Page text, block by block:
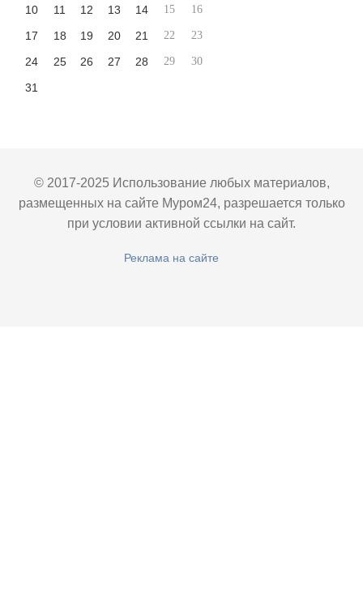
10 11 12 13 14 15 16
17 18 19 20 21 22 23
24 25 26 27 28 29 30
31
© 2017-2025 Использование любых материалов,
размещенных на сайте Муром24, разрешается только
при условии активной ссылки на сайт.
Реклама на сайте